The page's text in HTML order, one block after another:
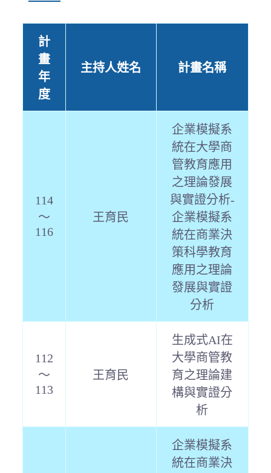
計
畫
年
度
主持人姓名 計畫名稱
114
～
116
王育民
企業模擬系
統在大學商
管教育應用
之理論發展
與實證分析-
企業模擬系
統在商業決
策科學教育
應用之理論
發展與實證
分析
112
～
113
王育民
生成式AI在
大學商管教
育之理論建
構與實證分
析
企業模擬系
統在商業決